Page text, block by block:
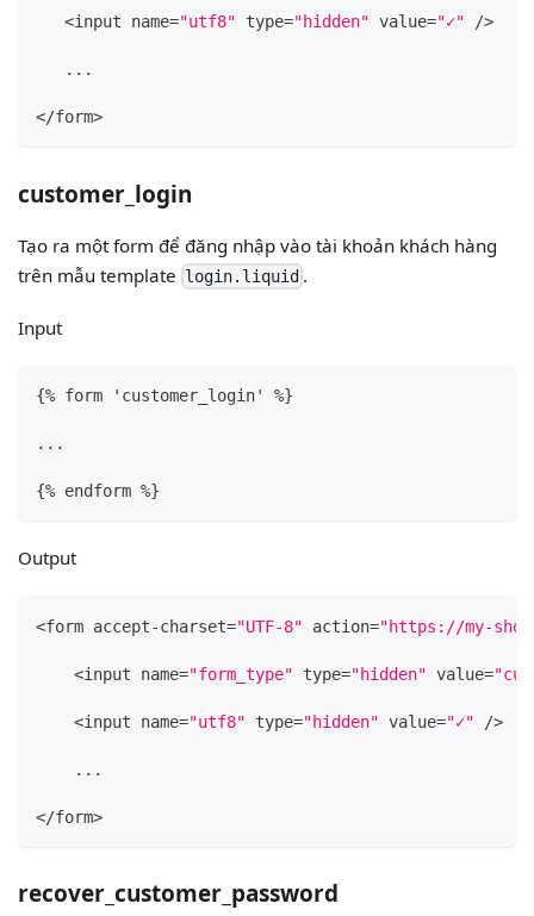
   <input name=
"utf8" type="hidden" value="✓" />
   ...
</form>
customer_login
Tạo ra một form để đăng nhập vào tài khoản khách hàng
trên mẫu template login.liquid .
Input
{% form 'customer_login' %}
...
{% endform %}
Output
<form accept-charset="UTF-8" action="https://my-
    <input name=
"form_type" type="hidden" value=
    <input name=
"utf8" type="hidden" value="✓" />
    ...
</form>
recover_customer_password